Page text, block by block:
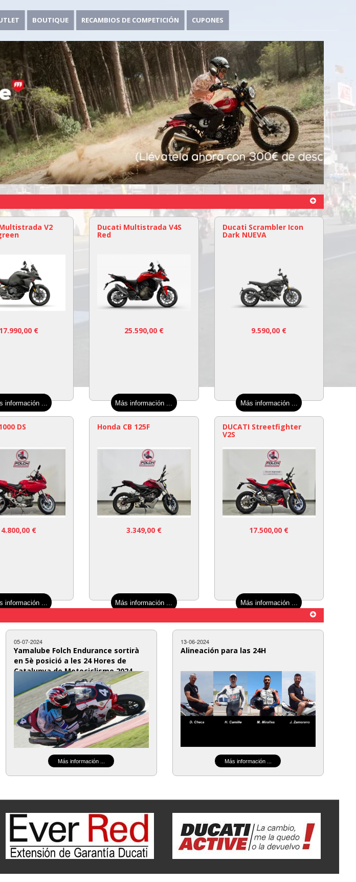
BOUTIQUE RECAMBIOS DE COMPETICIÓN CUPONES
V2
17.990,00 €
información ...
Ducati Multistrada V4S
Red
25.590,00 €
Más información ...
Ducati Scrambler Icon
Dark NUEVA
9.590,00 €
Más información ...
DS
4.800,00 €
información ...
Honda CB 125F
3.349,00 €
Más información ...
DUCATI Streetfighter
V2S
17.500,00 €
Más información ...
05-07-2024
Yamalube Folch Endurance sortirà
en 5è posició a les 24 Hores de
Catalunya de Motociclisme 2024
Más información ...
13-06-2024
Alineación para las 24H
Más información ...